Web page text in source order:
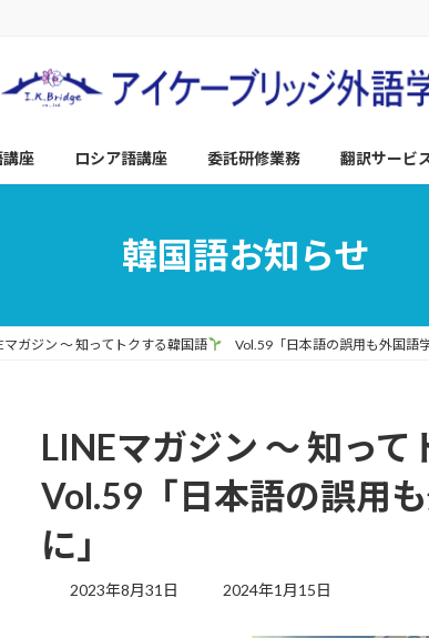
講座 ロシア語講座 委託研修業務 翻訳サービ
韓国語お知らせ
マガジン ～ 知ってトクする韓国語 Vol.59「日本語の誤用も外国語
LINEマガジン ～ 知っ
Vol.59「日本語の誤用
に」
2023年8月31日
最
2024年1月15日